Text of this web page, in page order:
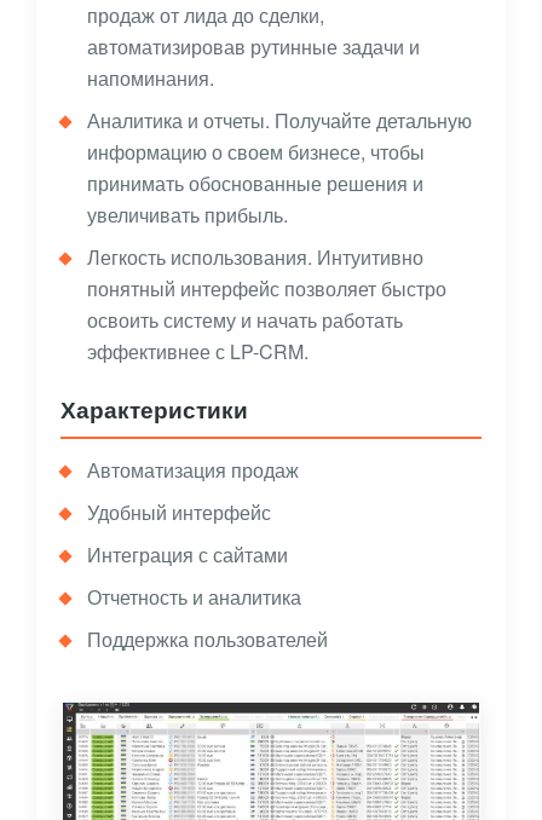
продаж от лида до сделки,
автоматизировав рутинные задачи и
напоминания.
Аналитика и отчеты. Получайте детальную
информацию о своем бизнесе, чтобы
принимать обоснованные решения и
увеличивать прибыль.
Легкость использования. Интуитивно
понятный интерфейс позволяет быстро
освоить систему и начать работать
эффективнее с LP-CRM.
Характеристики
Автоматизация продаж
Удобный интерфейс
Интеграция с сайтами
Отчетность и аналитика
Поддержка пользователей